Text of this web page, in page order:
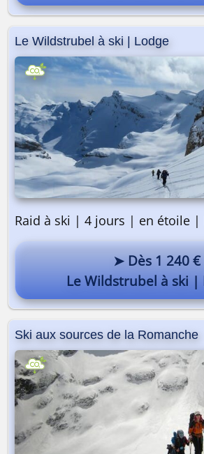
Le Wildstrubel à ski | Lodge
➤ Dès 1 240 €
Le Wildstrubel à ski |
Ski aux sources de la Romanche